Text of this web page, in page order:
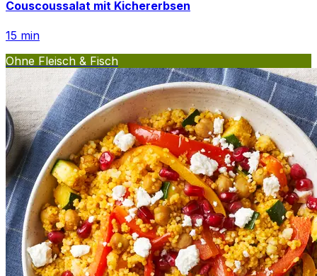
Couscoussalat mit Kichererbsen
15 min
Ohne Fleisch & Fisch